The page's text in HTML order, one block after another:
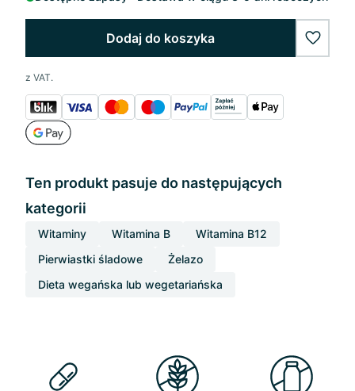
Dodaj do koszyka
z VAT.
Ten produkt pasuje do następujących
kategorii
Witaminy Witamina B
Witamina B12
Pierwiastki śladowe
Żelazo
Dieta wegańska lub wegetariańska